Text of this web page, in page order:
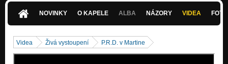
Stará Sladovňa (demo, 2017)
Hračka (demo, 2017)
NOVINKY O KAPELE ALBA NÁZORY VIDEA
Videa Živá vystoupení P.R.D. v Martine